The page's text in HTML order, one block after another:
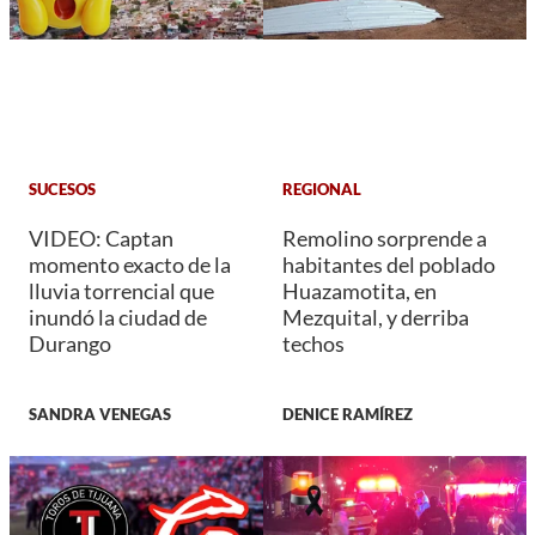
SUCESOS
VIDEO: Captan
momento exacto de la
lluvia torrencial que
inundó la ciudad de
Durango
SANDRA VENEGAS
REGIONAL
Remolino sorprende a
habitantes del poblado
Huazamotita, en
Mezquital, y derriba
techos
DENICE RAMÍREZ